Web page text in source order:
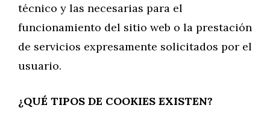
técnico y las necesarias para el
funcionamiento del sitio web o la prestación
de servicios expresamente solicitados por el
usuario.
¿QUÉ TIPOS DE COOKIES EXISTEN?